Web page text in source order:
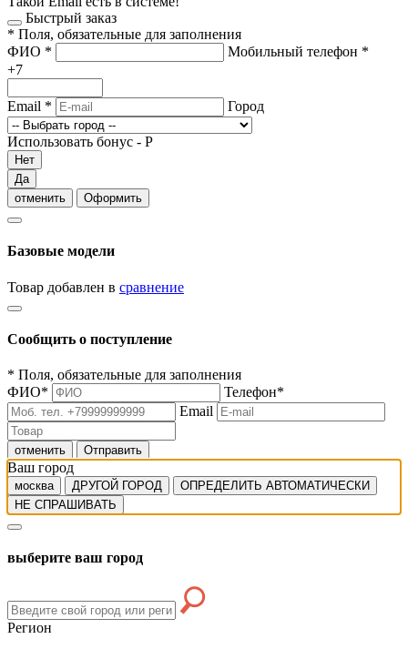
Быстрый заказ
* Поля, обязательные для заполнения
ФИО * Мобильный телефон *
+7
Email * Город
Использовать бонус - Р
Нет
Да
отменить
Оформить
Базовые модели
Товар добавлен в сравнение
Сообщить о поступление
* Поля, обязательные для заполнения
ФИО* Телефон*
Email
отменить Отправить
Ваш город
москва ДРУГОЙ ГОРОД
ОПРЕДЕЛИТЬ АВТОМАТИЧЕСКИ
НЕ СПРАШИВАТЬ
выберите ваш город
Регион